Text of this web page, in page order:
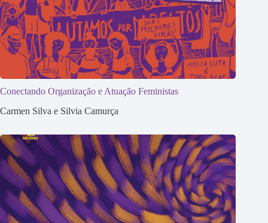
Conectando Organização e Atuação Feministas
Carmen Silva e Silvia Camurça